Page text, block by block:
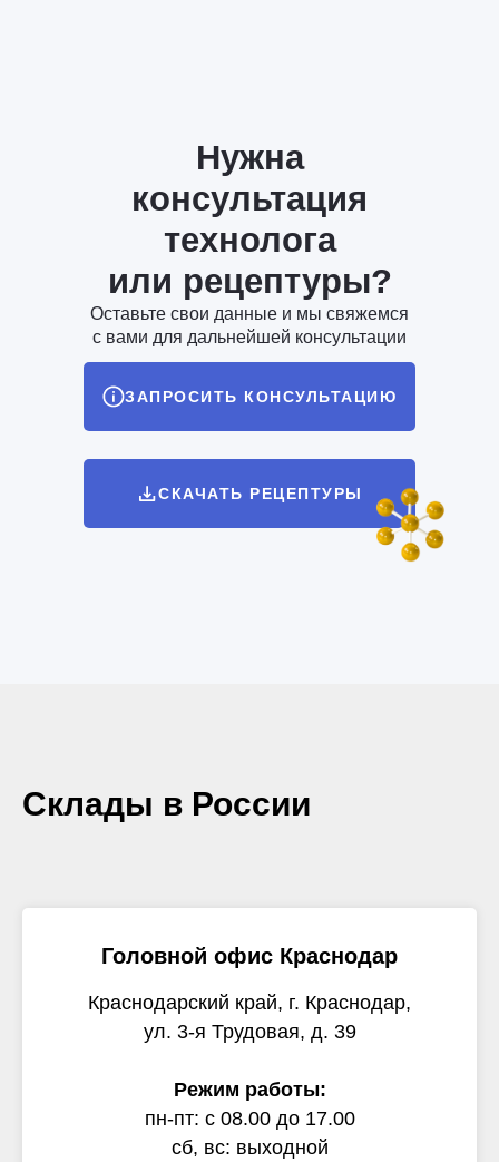
СКАЧАТЬ РЕЦЕПТУРЫ
ЗАПРОСИТЬ КОНСУЛЬТАЦИЮ
Нужна
консультация
технолога
или рецептуры?
Оставьте свои данные и мы свяжемся
с вами для дальнейшей консультации
Склады в России
Головной офис Краснодар
Краснодарский край, г. Краснодар,
ул. 3-я Трудовая, д. 39
Режим работы:
пн-пт: с 08.00 до 17.00
сб, вс: выходной